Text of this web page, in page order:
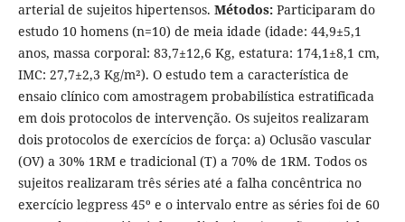
arterial de sujeitos hipertensos. Métodos: Participaram do
estudo 10 homens (n=10) de meia idade (idade: 44,9±5,1
anos, massa corporal: 83,7±12,6 Kg, estatura: 174,1±8,1 cm,
IMC: 27,7±2,3 Kg/m²). O estudo tem a característica de
ensaio clínico com amostragem probabilística estratificada
em dois protocolos de intervenção. Os sujeitos realizaram
dois protocolos de exercícios de força: a) Oclusão vascular
(OV) a 30% 1RM e tradicional (T) a 70% de 1RM. Todos os
sujeitos realizaram três séries até a falha concêntrica no
exercício legpress 45º e o intervalo entre as séries foi de 60